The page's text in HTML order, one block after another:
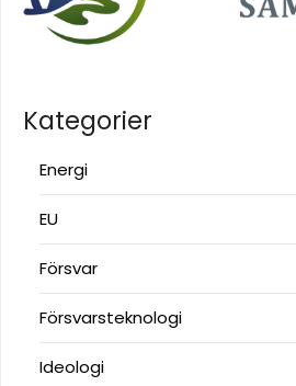
Kategorier
Energi
EU
Försvar
Försvarsteknologi
Ideologi